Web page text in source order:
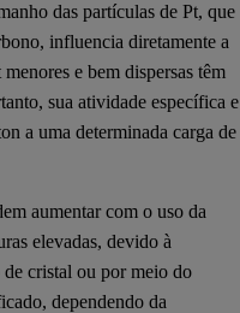
das partículas de Pt, que
influencia diretamente a
e bem dispersas têm
sua atividade específica e
a uma determinada carga de
aumentar com o uso da
elevadas, devido à
cristal ou por meio do
dependendo da